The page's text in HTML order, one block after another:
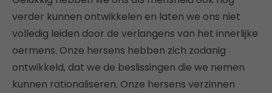
verder kunnen ontwikkelen en laten we ons niet
volledig leiden door de verlangens van het innerlijke
oermens. Onze hersens hebben zich zodanig
ontwikkeld, dat we de beslissingen die we nemen
kunnen rationaliseren. Onze hersens verzinnen